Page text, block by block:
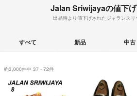
Jalan Sriwijayaの値下
出品時より値下げされたジャランス
すべて 新品 中古
約3,000件中 37 - 72件